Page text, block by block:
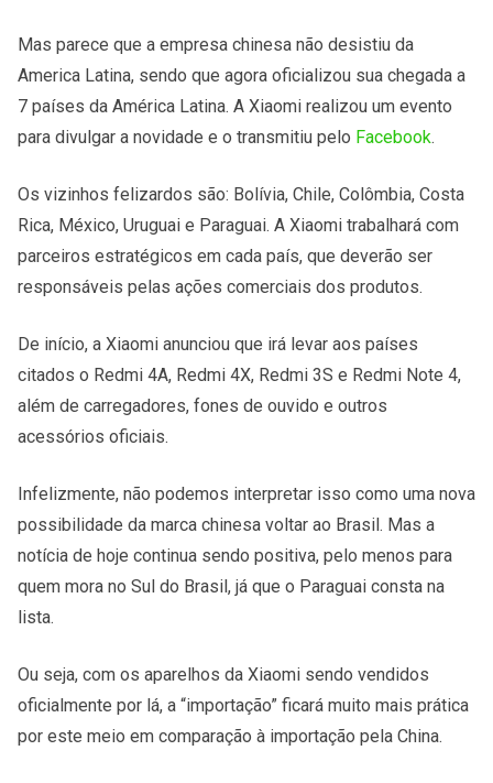
Mas parece que a empresa chinesa não desistiu da
America Latina, sendo que agora oficializou sua chegada a
7 países da América Latina. A Xiaomi realizou um evento
para divulgar a novidade e o transmitiu pelo Facebook.
Os vizinhos felizardos são: Bolívia, Chile, Colômbia, Costa
Rica, México, Uruguai e Paraguai. A Xiaomi trabalhará com
parceiros estratégicos em cada país, que deverão ser
responsáveis pelas ações comerciais dos produtos.
De início, a Xiaomi anunciou que irá levar aos países
citados o Redmi 4A, Redmi 4X, Redmi 3S e Redmi Note 4,
além de carregadores, fones de ouvido e outros
acessórios oficiais.
Infelizmente, não podemos interpretar isso como uma nova
possibilidade da marca chinesa voltar ao Brasil. Mas a
notícia de hoje continua sendo positiva, pelo menos para
quem mora no Sul do Brasil, já que o Paraguai consta na
lista.
Ou seja, com os aparelhos da Xiaomi sendo vendidos
oficialmente por lá, a “importação” ficará muito mais prática
por este meio em comparação à importação pela China.